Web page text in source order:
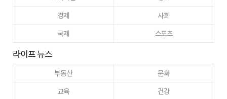
경제
사회
국제
스포츠
라이프 뉴스
부동산
문화
교육
건강